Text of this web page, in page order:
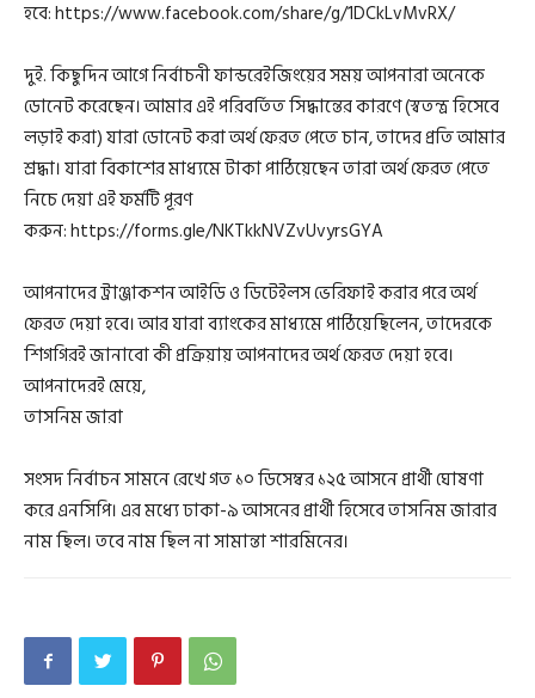
হবে: https://www.facebook.com/share/g/1DCkLvMvRX/
দুই. কিছুদিন আগে নির্বাচনী ফান্ডরেইজিংয়ের সময় আপনারা অনেকে
ডোনেট করেছেন। আমার এই পরিবর্তিত সিদ্ধান্তের কারণে (স্বতন্ত্র হিসেবে
লড়াই করা) যারা ডোনেট করা অর্থ ফেরত পেতে চান, তাদের প্রতি আমার
শ্রদ্ধা। যারা বিকাশের মাধ্যমে টাকা পাঠিয়েছেন তারা অর্থ ফেরত পেতে
নিচে দেয়া এই ফর্মটি পূরণ
করুন: https://forms.gle/NKTkkNVZvUvyrsGYA
আপনাদের ট্রাঞ্জাকশন আইডি ও ডিটেইলস ভেরিফাই করার পরে অর্থ
ফেরত দেয়া হবে। আর যারা ব্যাংকের মাধ্যমে পাঠিয়েছিলেন, তাদেরকে
শিগগিরই জানাবো কী প্রক্রিয়ায় আপনাদের অর্থ ফেরত দেয়া হবে।
আপনাদেরই মেয়ে,
তাসনিম জারা
সংসদ নির্বাচন সামনে রেখে গত ১০ ডিসেম্বর ১২৫ আসনে প্রার্থী ঘোষণা
করে এনসিপি। এর মধ্যে ঢাকা-৯ আসনের প্রার্থী হিসেবে তাসনিম জারার
নাম ছিল। তবে নাম ছিল না সামান্তা শারমিনের।